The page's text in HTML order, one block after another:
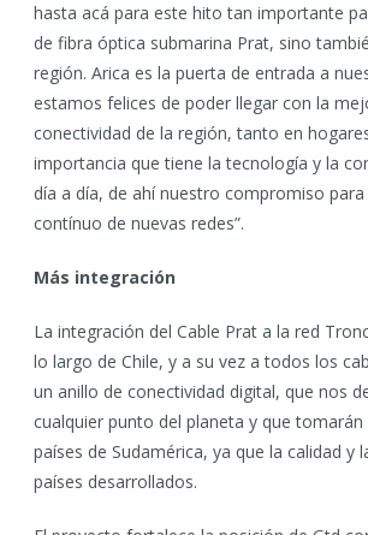
hasta acá para este hito tan importante
de fibra óptica submarina Prat, sino
región. Arica es la puerta de entrada a
estamos felices de poder llegar con la
conectividad de la región, tanto en
importancia que tiene la tecnología y la
día a día, de ahí nuestro compromiso
contínuo de nuevas redes”.
Más integración
La integración del Cable Prat a la red
lo largo de Chile, y a su vez a todos los
un anillo de conectividad digital, que nos
cualquier punto del planeta y que
países de Sudamérica, ya que la calidad
países desarrollados.